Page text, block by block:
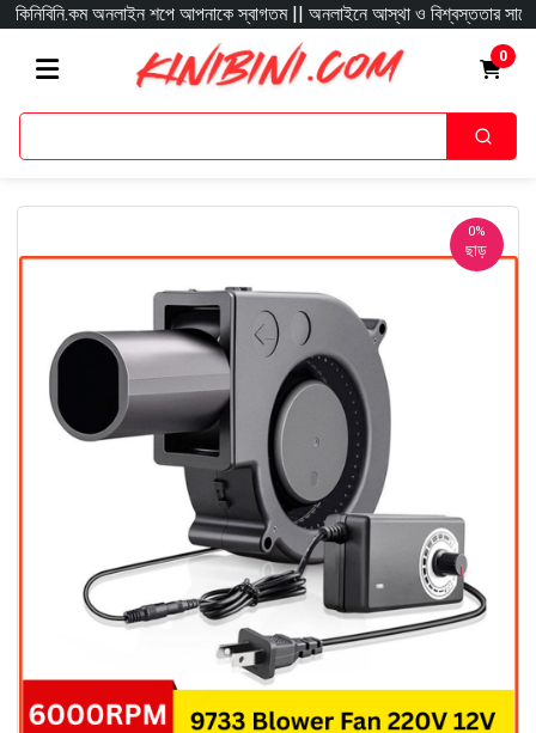
অনলাইন শপে আপনাকে স্বাগতম || অনলাইনে আস্থা ও বিশ্বস্ততার সাথে সারা
0
0%
ছাড়